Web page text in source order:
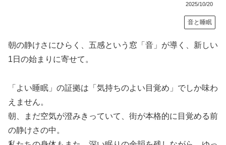
2025/10/20
音と睡眠
朝の静けさにひらく、五感という窓「音」が導く、新しい
1日の始まりに寄せて。
「よい睡眠」の証拠は「気持ちのよい目覚め」でしか味わ
えません。
朝、まだ空気が澄みきっていて、街が本格的に目覚める前
の静けさの中。